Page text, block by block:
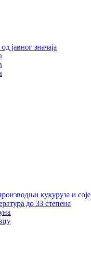
јавног значаја
кукуруза и соје
до 33 степена